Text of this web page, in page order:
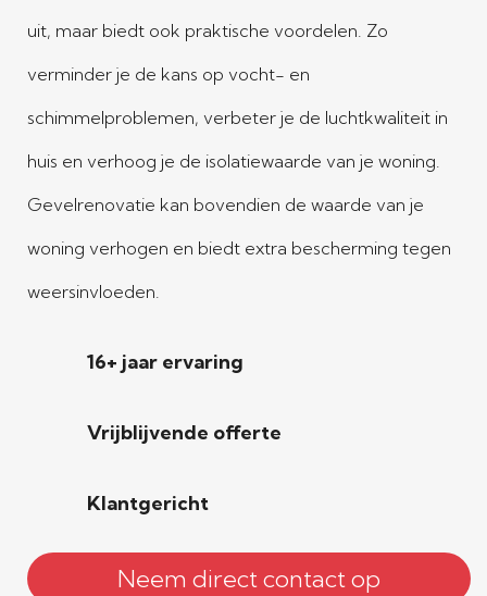
uit, maar biedt ook praktische voordelen. Zo
verminder je de kans op vocht- en
schimmelproblemen, verbeter je de luchtkwaliteit in
huis en verhoog je de isolatiewaarde van je woning.
Gevelrenovatie kan bovendien de waarde van je
woning verhogen en biedt extra bescherming tegen
weersinvloeden.
16+ jaar ervaring
Vrijblijvende offerte
Klantgericht
Neem direct contact op